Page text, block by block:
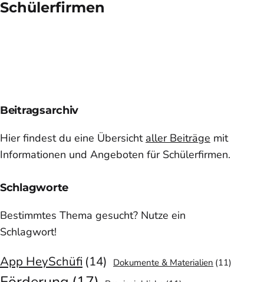
Schüler­firmen
Beitragsarchiv
Hier findest du eine Übersicht aller Beiträge mit
Informationen und Angeboten für Schülerfirmen.
Schlagworte
Bestimmtes Thema gesucht? Nutze ein
Schlagwort!
App HeySchüfi (14) Dokumente & Materialien (11)